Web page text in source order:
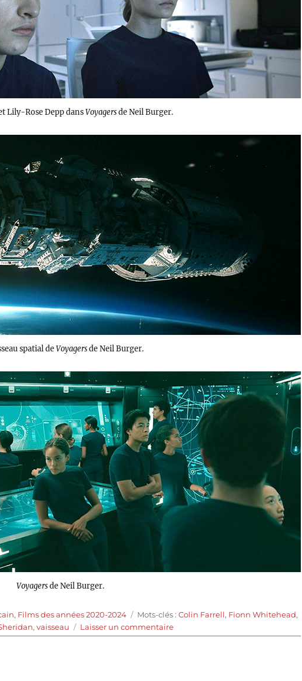
Lily-Rose Depp dansVoyagersde Neil Burger.
spatial deVoyagersde Neil Burger.
Voyagersde Neil Burger.
, Films des années 2020-2024 Étiquettes
Mots-clés :Colin Farrell, Fionn Whitehead,
,vaisseau Laisser un commentairesur
Voyagers